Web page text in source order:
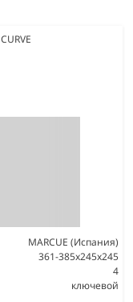
MARCUE (Испания)
361-385x245x245
4
ключевой